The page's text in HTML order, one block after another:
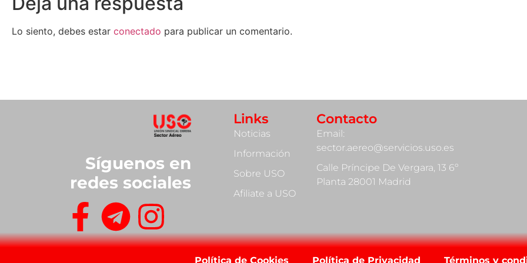
Lo siento, debes estar conectado para publicar un comentario.
Síguenos en
redes sociales
Links
Noticias
Información
Sobre USO
Afiliate a USO
Contacto
Email:
sector.aereo@servicios.uso.es
Calle Príncipe De Vergara, 13 6º
Planta 28001 Madrid
Política de Cookies Política de Privacidad Términos y